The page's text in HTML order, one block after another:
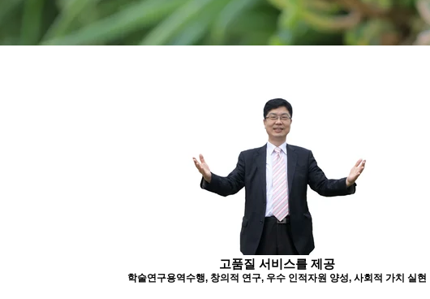
고품질 서비스를 제공
학술연구용역수행, 창의적 연구, 우수 인적자원 양성, 사회적 가치 실현